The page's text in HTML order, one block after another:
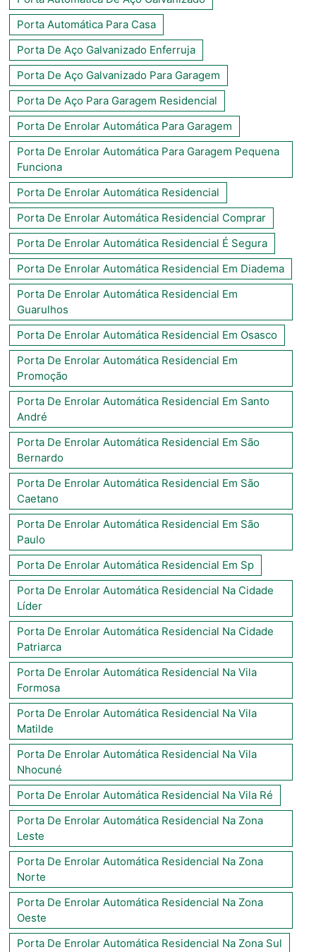
Porta Automática Para Casa
Porta De Aço Galvanizado Enferruja
Porta De Aço Galvanizado Para Garagem
Porta De Aço Para Garagem Residencial
Porta De Enrolar Automática Para Garagem
Porta De Enrolar Automática Para Garagem Pequena
Funciona
Porta De Enrolar Automática Residencial
Porta De Enrolar Automática Residencial Comprar
Porta De Enrolar Automática Residencial É Segura
Porta De Enrolar Automática Residencial Em Diadema
Porta De Enrolar Automática Residencial Em
Guarulhos
Porta De Enrolar Automática Residencial Em Osasco
Porta De Enrolar Automática Residencial Em
Promoção
Porta De Enrolar Automática Residencial Em Santo
André
Porta De Enrolar Automática Residencial Em São
Bernardo
Porta De Enrolar Automática Residencial Em São
Caetano
Porta De Enrolar Automática Residencial Em São
Paulo
Porta De Enrolar Automática Residencial Em Sp
Porta De Enrolar Automática Residencial Na Cidade
Líder
Porta De Enrolar Automática Residencial Na Cidade
Patriarca
Porta De Enrolar Automática Residencial Na Vila
Formosa
Porta De Enrolar Automática Residencial Na Vila
Matilde
Porta De Enrolar Automática Residencial Na Vila
Nhocuné
Porta De Enrolar Automática Residencial Na Vila Ré
Porta De Enrolar Automática Residencial Na Zona
Leste
Porta De Enrolar Automática Residencial Na Zona
Norte
Porta De Enrolar Automática Residencial Na Zona
Oeste
Porta De Enrolar Automática Residencial Na Zona Sul